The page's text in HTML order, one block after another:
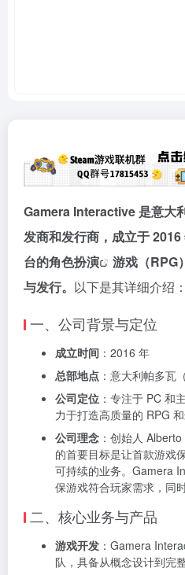
Gamera Interactive 是意大
发商和发行商，成立于
台的角色扮演
游戏（RPG
与发行。 以下是其详细介绍：
一、公司背景与定位
成立时间 ：2016 年
总部地点 ：意大利帕多瓦
公司定位 ：专注于 PC 和
力于打造高质量的 RPG 和
公司理念 ：创始人
的首要目标是让首款游戏
可持续的业务。Gamera
保游戏符合玩家需求，同
二、核心业务与产品
游戏开发 ：Gamera
队，具备从概念设计到完